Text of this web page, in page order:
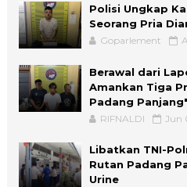
Polisi Ungkap
Seorang Pria
Goparlement
Berawal dari
Amankan Tiga
Padang
RIFNALDI Jun
Libatkan TNI-
Rutan Padang
Urine